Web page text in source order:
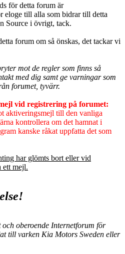
för detta forum är
eloge till alla som bidrar till detta
Source i övrigt, tack.
forum om så önskas, det tackar vi
mot de regler som finns så
med dig samt ge varningar som
forumet, tyvärr.
vid registrering på forumet:
aktiveringsmejl till den vanliga
kontrollera om det hamnat i
kanske råkat uppfatta det som
har glömts bort eller vid
ett mejl.
oberoende Internetforum för
till varken Kia Motors Sweden eller